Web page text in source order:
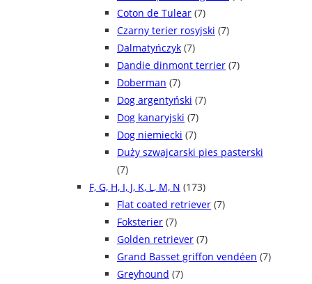
Coton de Tulear (7)
Czarny terier rosyjski (7)
Dalmatyńczyk (7)
Dandie dinmont terrier (7)
Doberman (7)
Dog argentyński (7)
Dog kanaryjski (7)
Dog niemiecki (7)
Duży szwajcarski pies pasterski
(7)
F, G, H, I, J, K, L, M, N (173)
Flat coated retriever (7)
Foksterier (7)
Golden retriever (7)
Grand Basset griffon vendéen (7)
Greyhound (7)